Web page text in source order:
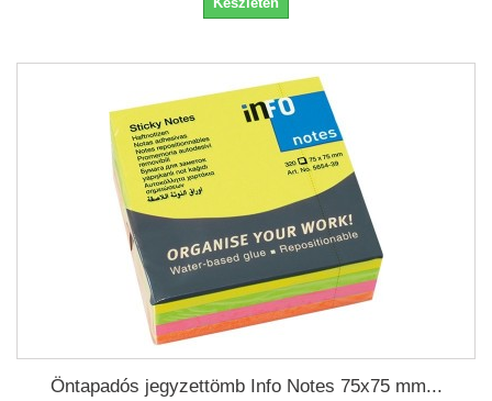
Öntapadós jegyzettömb Info Notes 75x75 mm...